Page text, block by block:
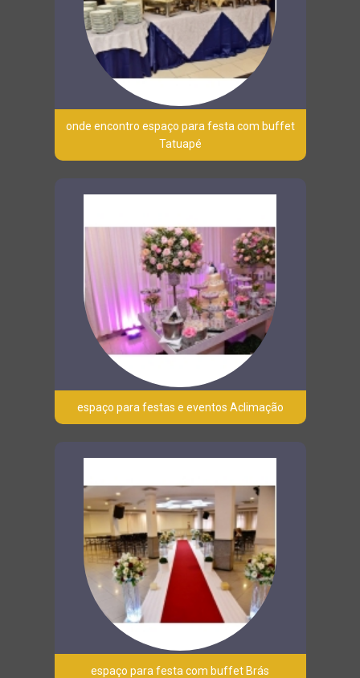
onde encontro espaço para festa com buffet
Tatuapé
espaço para festas e eventos Aclimação
espaço para festa com buffet Brás